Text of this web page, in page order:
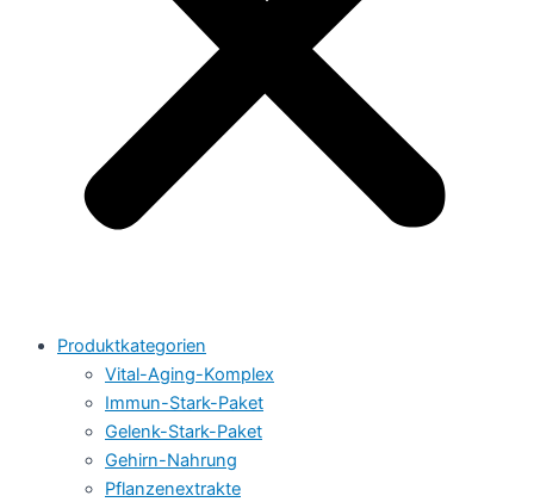
Produktkategorien
Vital-Aging-Komplex
Immun-Stark-Paket
Gelenk-Stark-Paket
Gehirn-Nahrung
Pflanzenextrakte